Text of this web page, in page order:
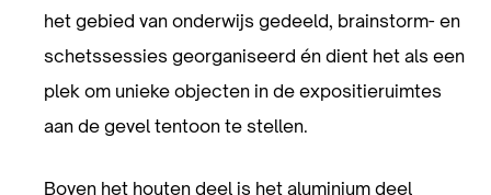
het gebied van onderwijs gedeeld, brainstorm- en
schetssessies georganiseerd én dient het als een
plek om unieke objecten in de expositieruimtes
aan de gevel tentoon te stellen.
Boven het houten deel is het aluminium deel